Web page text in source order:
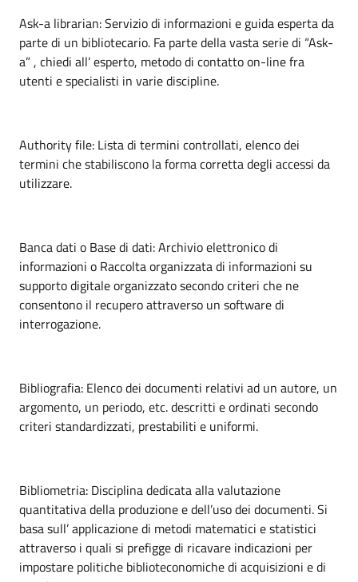
Ask-a librarian: Servizio di informazioni e guida esperta da
parte di un bibliotecario. Fa parte della vasta serie di “Ask-
a” , chiedi all’ esperto, metodo di contatto on-line fra
utenti e specialisti in varie discipline.
Authority file: Lista di termini controllati, elenco dei
termini che stabiliscono la forma corretta degli accessi da
utilizzare.
Banca dati o Base di dati: Archivio elettronico di
informazioni o Raccolta organizzata di informazioni su
supporto digitale organizzato secondo criteri che ne
consentono il recupero attraverso un software di
interrogazione.
Bibliografia: Elenco dei documenti relativi ad un autore, un
argomento, un periodo, etc. descritti e ordinati secondo
criteri standardizzati, prestabiliti e uniformi.
Bibliometria: Disciplina dedicata alla valutazione
quantitativa della produzione e dell’uso dei documenti. Si
basa sull’ applicazione di metodi matematici e statistici
attraverso i quali si prefigge di ricavare indicazioni per
impostare politiche biblioteconomiche di acquisizioni e di